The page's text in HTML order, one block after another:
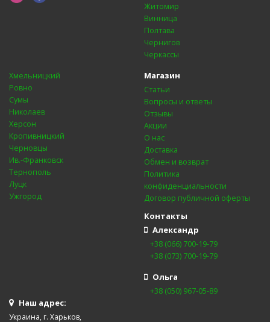
Житомир
Винница
Полтава
Чернигов
Черкассы
Хмельницкий
Ровно
Сумы
Николаев
Херсон
Кропивницкий
Черновцы
Ив.-Франковск
Тернополь
Луцк
Ужгород
Магазин
Статьи
Вопросы и ответы
Отзывы
Акции
О нас
Доставка
Обмен и возврат
Политика
конфиденциальности
Договор публичной оферты
Контакты
Александр
+38 (066) 700-19-79
+38 (073) 700-19-79
Ольга
+38 (050) 967-05-89
Наш адрес:
Украина, г. Харьков,